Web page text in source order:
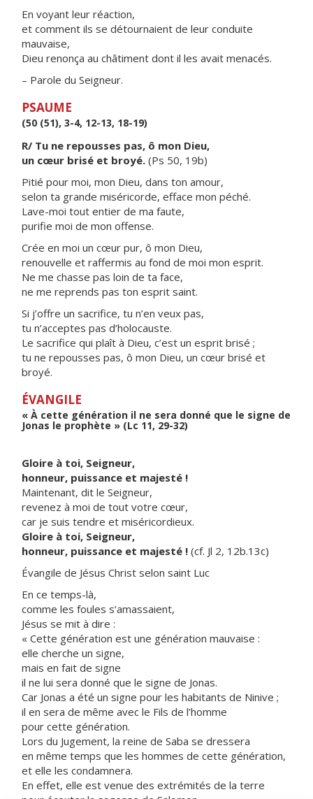
En voyant leur réaction,
et comment ils se détournaient de leur conduite
mauvaise,
Dieu renonça au châtiment dont il les avait menacés.
– Parole du Seigneur.
PSAUME
(50 (51), 3-4, 12-13, 18-19)
R/ Tu ne repousses pas, ô mon Dieu,
un cœur brisé et broyé. (Ps 50, 19b)
Pitié pour moi, mon Dieu, dans ton amour,
selon ta grande miséricorde, efface mon péché.
Lave-moi tout entier de ma faute,
purifie moi de mon offense.
Crée en moi un cœur pur, ô mon Dieu,
renouvelle et raffermis au fond de moi mon esprit.
Ne me chasse pas loin de ta face,
ne me reprends pas ton esprit saint.
Si j’offre un sacrifice, tu n’en veux pas,
tu n’acceptes pas d’holocauste.
Le sacrifice qui plaît à Dieu, c’est un esprit brisé ;
tu ne repousses pas, ô mon Dieu, un cœur brisé et
broyé.
ÉVANGILE
« À cette génération il ne sera donné que le signe de
Jonas le prophète » (Lc 11, 29-32)
Gloire à toi, Seigneur,
honneur, puissance et majesté !
Maintenant, dit le Seigneur,
revenez à moi de tout votre cœur,
car je suis tendre et miséricordieux.
Gloire à toi, Seigneur,
honneur, puissance et majesté ! (cf. Jl 2, 12b.13c)
Évangile de Jésus Christ selon saint Luc
En ce temps-là,
comme les foules s’amassaient,
Jésus se mit à dire :
« Cette génération est une génération mauvaise :
elle cherche un signe,
mais en fait de signe
il ne lui sera donné que le signe de Jonas.
Car Jonas a été un signe pour les habitants de Ninive ;
il en sera de même avec le Fils de l’homme
pour cette génération.
Lors du Jugement, la reine de Saba se dressera
en même temps que les hommes de cette génération,
et elle les condamnera.
En effet, elle est venue des extrémités de la terre